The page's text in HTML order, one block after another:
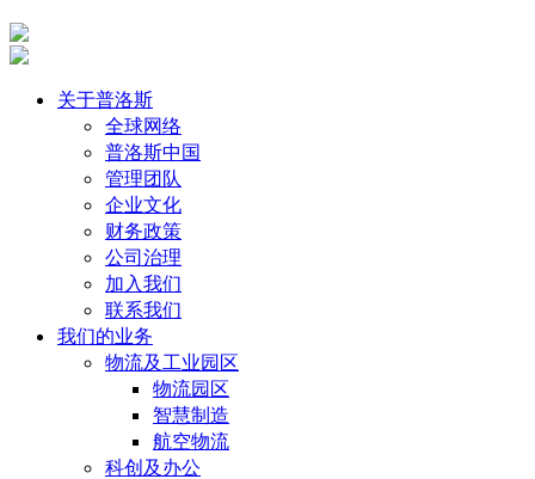
关于普洛斯
全球网络
普洛斯中国
管理团队
企业文化
财务政策
公司治理
加入我们
联系我们
我们的业务
物流及工业园区
物流园区
智慧制造
航空物流
科创及办公